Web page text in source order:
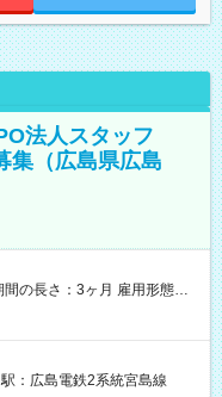
法人スタッフ
集（広島県広島
間の長さ：3ヶ月 雇用形態、
：広島電鉄2系統宮島線